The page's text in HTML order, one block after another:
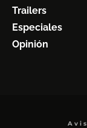
Trailers
Especiales
Opinión